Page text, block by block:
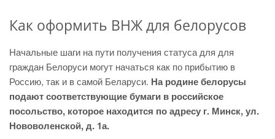
Как оформить ВНЖ для белорусов
Начальные шаги на пути получения статуса для для
граждан Белоруси могут начаться как по прибытию в
Россию, так и в самой Беларуси. На родине белорусы
подают соответствующие бумаги в российское
посольство, которое находится по адресу г. Минск, ул.
Нововоленской, д. 1а.